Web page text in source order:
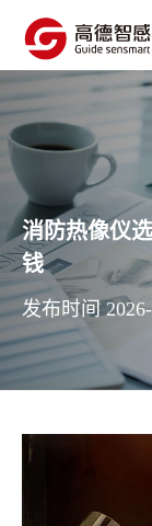
消防热像仪
钱
发布时间